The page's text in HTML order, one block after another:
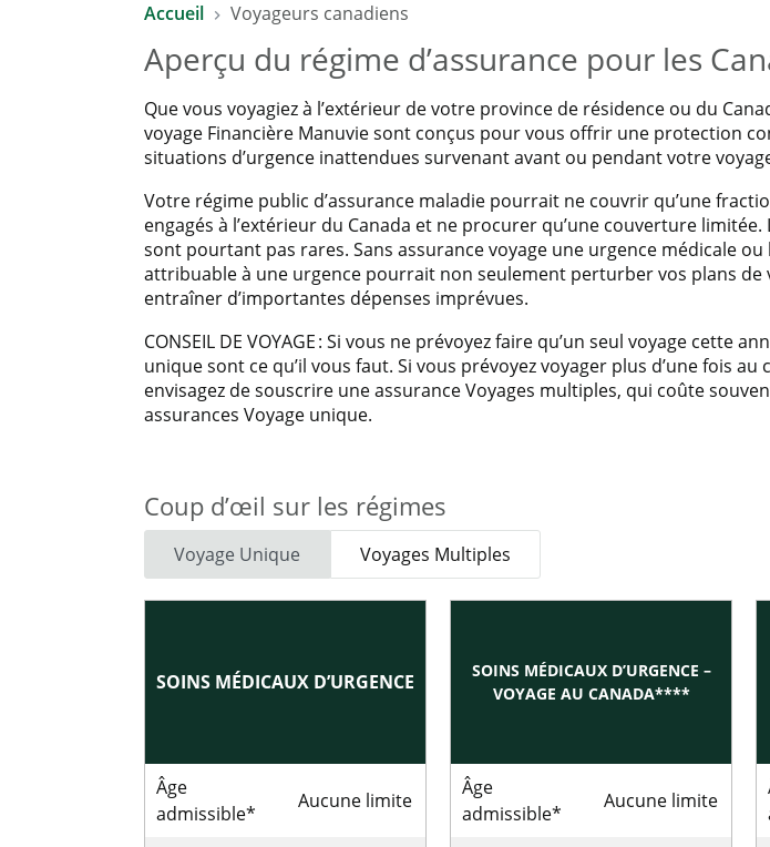
Bénéficiez d'un rabais de 10 % sur les taux déjà abordables de l'assurance voyage de
* Exclut le Régime d’assurance voyage Pandémie de COVID-19.
Accueil Voyageurs canadiens
Aperçu du régime d’assurance pour les
Que vous voyagiez à l’extérieur de votre province de résidence ou du
voyage Financière Manuvie sont conçus pour vous offrir une protection
situations d’urgence inattendues survenant avant ou pendant votre
Votre régime public d’assurance maladie pourrait ne couvrir qu’une
engagés à l’extérieur du Canada et ne procurer qu’une couverture
sont pourtant pas rares. Sans assurance voyage une urgence médicale
attribuable à une urgence pourrait non seulement perturber vos plans de
entraîner d’importantes dépenses imprévues.
CONSEIL DE VOYAGE : Si vous ne prévoyez faire qu’un seul voyage cette
unique sont ce qu’il vous faut. Si vous prévoyez voyager plus d’une fois
envisagez de souscrire une assurance Voyages multiples, qui coûte
assurances Voyage unique.
Coup d’œil sur les régimes
Voyage Unique Voyages Multiples
SOINS MÉDICAUX D’URGENCE
Âge
admissible*
Aucune limite
SOINS MÉDICAUX D’URGENCE –
VOYAGE AU CANADA****
Âge
admissible*
Aucune limite